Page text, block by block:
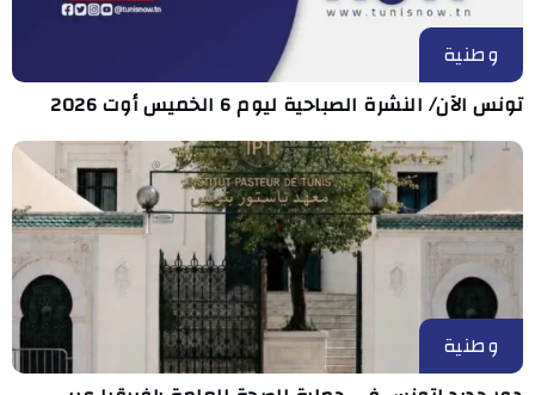
وطنية
تونس الآن/ النشرة الصباحية ليوم 6 الخميس أوت 2026
وطنية